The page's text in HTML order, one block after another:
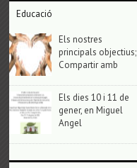
Educació
Els nostres
principals objectius;
Compartir amb
Els dies 10 i 11 de
gener, en Miguel
Angel